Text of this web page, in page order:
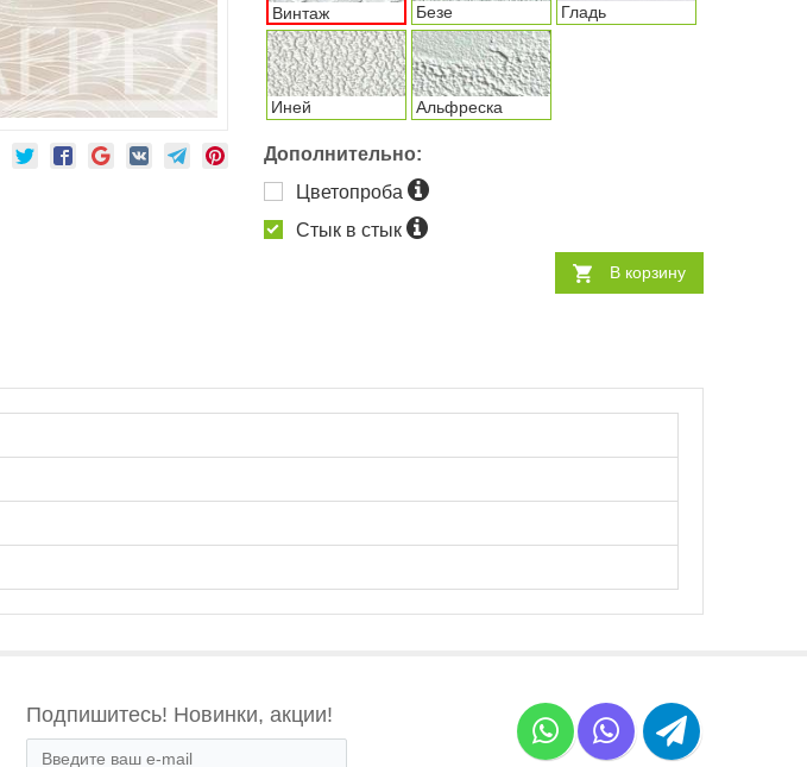
Винтаж Безе Гладь
Иней Альфреска
Дополнительно:
Цветопроба
Стык в стык
В корзину
Подпишитесь! Новинки, акции!